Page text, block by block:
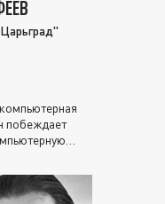
побеждает